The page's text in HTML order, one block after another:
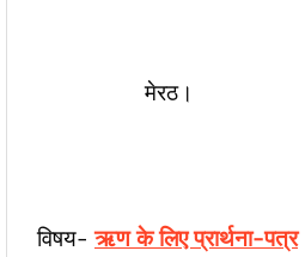
मेरठ।
विषय-ऋण के लिए प्रार्थना-पत्र